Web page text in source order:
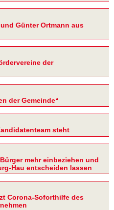
Günter Ortmann aus
der
der Gemeinde“
steht
mehr einbeziehen und
Hau entscheiden lassen
Corona-Soforthilfe des